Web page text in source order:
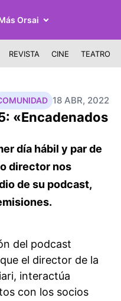
Orsai
REVISTA CINE TEATRO
18 ABR, 2022
«Encadenados
día hábil y par de
director nos
de su podcast,
del podcast
el director de la
interactúa
con los socios